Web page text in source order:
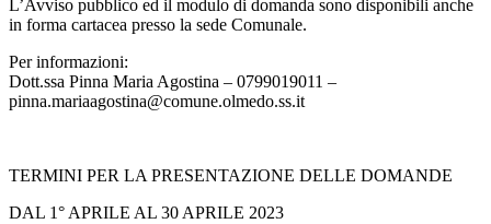
L’Avviso pubblico ed il modulo di domanda sono disponibili anche
in forma cartacea presso la sede Comunale.
Per informazioni:
Dott.ssa Pinna Maria Agostina – 0799019011 –
pinna.mariaagostina@comune.olmedo.ss.it
TERMINI PER LA PRESENTAZIONE DELLE DOMANDE
DAL 1° APRILE AL 30 APRILE 2023